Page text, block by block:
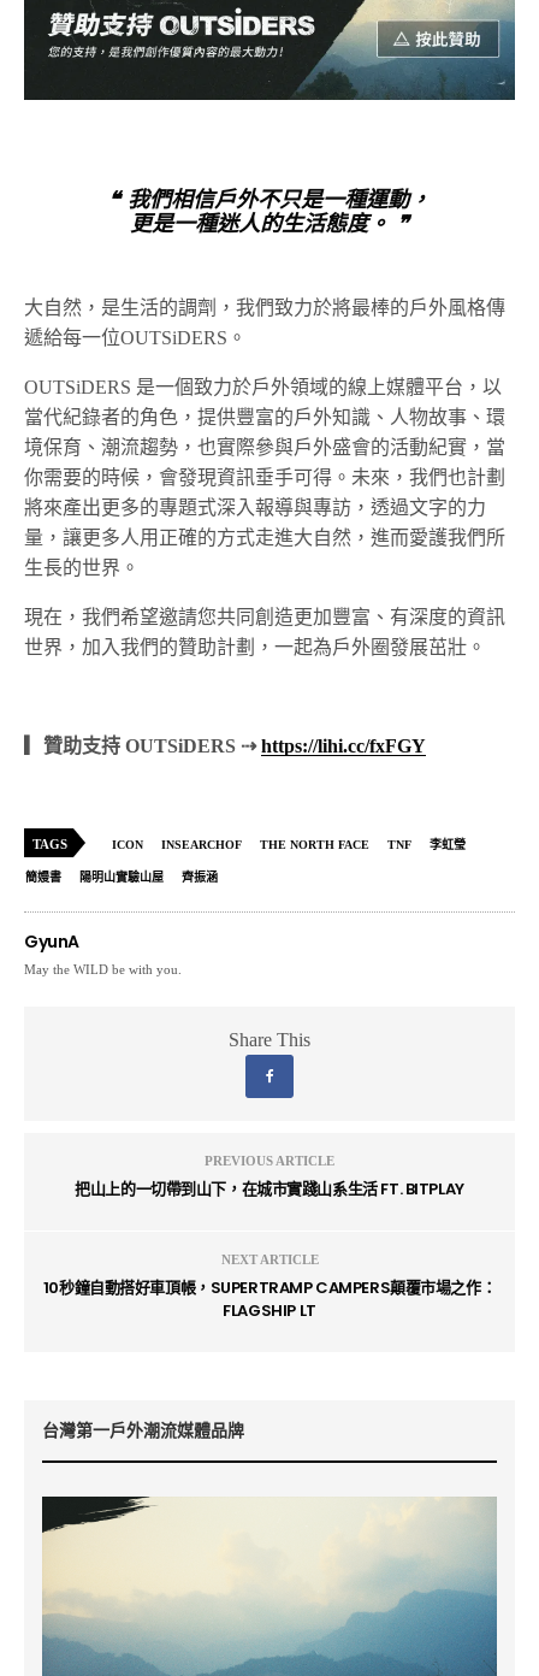
❝ 我們相信戶外不只是一種運動，
更是一種迷人的生活態度。 ❞
大自然，是生活的調劑，我們致力於將最棒的戶外風格傳
遞給每一位OUTSiDERS。
OUTSiDERS 是一個致力於戶外領域的線上媒體平台，以
當代紀錄者的角色，提供豐富的戶外知識、人物故事、環
境保育、潮流趨勢，也實際參與戶外盛會的活動紀實，當
你需要的時候，會發現資訊垂手可得。未來，我們也計劃
將來產出更多的專題式深入報導與專訪，透過文字的力
量，讓更多人用正確的方式走進大自然，進而愛護我們所
生長的世界。
現在，我們希望邀請您共同創造更加豐富、有深度的資訊
世界，加入我們的贊助計劃，一起為戶外圈發展茁壯。
▎贊助支持 OUTSiDERS ⇢https://lihi.cc/fxFGY
TAGS ICON INSEARCHOF THE NORTH FACE TNF 李虹瑩
簡嫚書 陽明山實驗山屋 齊振涵
GyunA
May the WILD be with you.
Share This
PREVIOUS ARTICLE
把山上的一切帶到山下，在城市實踐山系生活 FT. BITPLAY
NEXT ARTICLE
10秒鐘自動搭好車頂帳，SUPERTRAMP CAMPERS顛覆市場之作：
FLAGSHIP LT
台灣第一戶外潮流媒體品牌